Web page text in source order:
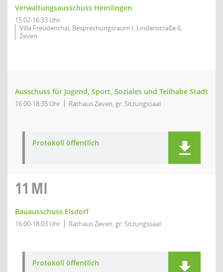
Verwaltungsausschuss Heeslingen
15:02-16:33 Uhr
Villa Freudenthal, Besprechungsraum I, Lindenstraße 6,
Zeven
Ausschuss für Jugend, Sport, Soziales und Teilhabe Stadt
16:00-18:35 Uhr Rathaus Zeven, gr. Sitzungssaal
Protokoll öffentlich
11 MI
Bauausschuss Elsdorf
16:00-18:03 Uhr Rathaus Zeven, gr. Sitzungssaal
Protokoll öffentlich